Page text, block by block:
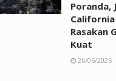
Poranda,
Rasakan
Kuat
26/06/2026